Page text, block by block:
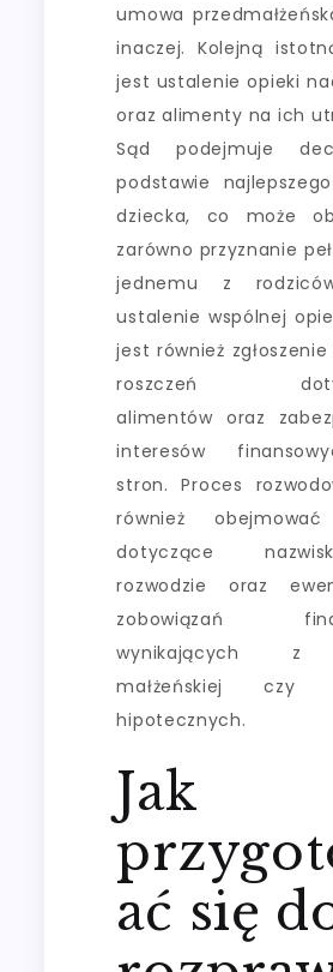
umowa
inaczej. Kolejną
jest ustalenie opieki
oraz alimenty na ich
Sąd podejmuje
podstawie
dziecka, co może
zarówno przyznanie
jednemu z
ustalenie wspólnej
jest również
roszczeń
alimentów oraz
interesów
stron. Proces
również
dotyczące
rozwodzie oraz
zobowiązań
wynikających z
małżeńskiej czy
hipotecznych.
Jak
ać się